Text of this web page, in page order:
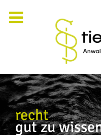
recht
gut zu